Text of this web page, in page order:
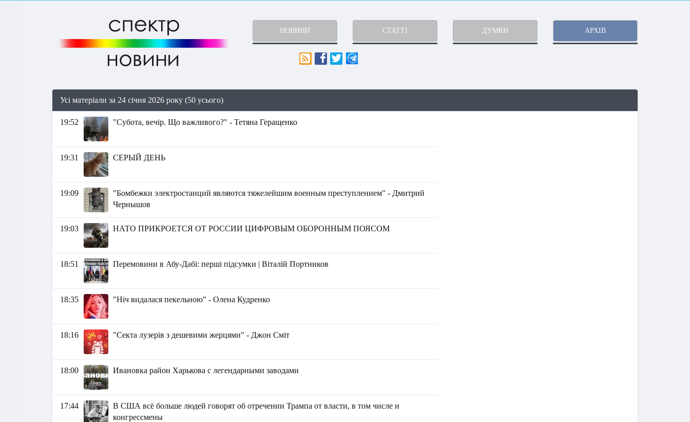
НОВИНИ СТАТТІ ДУМКИ АРХІВ
Усі матеріали за 24 січня 2026 року (50 усього)
19:52 "Субота, вечір. Що важливого?" - Тетяна Геращенко
19:31 СEРЫЙ ДEНЬ
19:09
"Бомбежки электростанций являются тяжелейшим военным преступлением" - Дмитрий
Чернышов
19:03 НАТО ПРИКРОЕТСЯ ОТ РОССИИ ЦИФРОВЫМ ОБОРОННЫМ ПОЯСОМ
18:51 Перемовини в Абу-Дабі: перші підсумки | Віталій Портников
18:35 "Ніч видалася пекельною" - Олена Кудренко
18:16 "Секта лузерів з дешевими жерцями" - Джон Сміт
18:00 Ивановка район Харькова с легендарными заводами
17:44
В США всё больше людей говорят об отречении Трампа от власти, в том числе и
конгрессмены